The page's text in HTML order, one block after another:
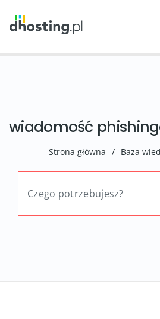
wiadomość
Strona główna / Baza